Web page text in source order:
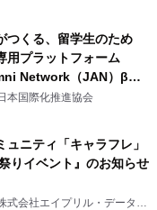
泊プランで
つくる、留学生のため
用プラットフォーム
Network（JAN）β版
本国際化推進協会
ュニティ「キャラフレ」
りイベント』のお知らせ
式会社エイプリル・データ・